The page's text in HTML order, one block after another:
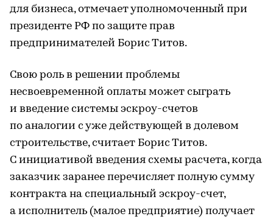
для бизнеса, отмечает уполномоченный при
президенте РФ по защите прав
предпринимателей Борис Титов.
Свою роль в решении проблемы
несвоевременной оплаты может сыграть
и введение системы эскроу-счетов
по аналогии с уже действующей в долевом
строительстве, считает Борис Титов.
С инициативой введения схемы расчета, когда
заказчик заранее перечисляет полную сумму
контракта на специальный эскроу-счет,
а исполнитель (малое предприятие) получает